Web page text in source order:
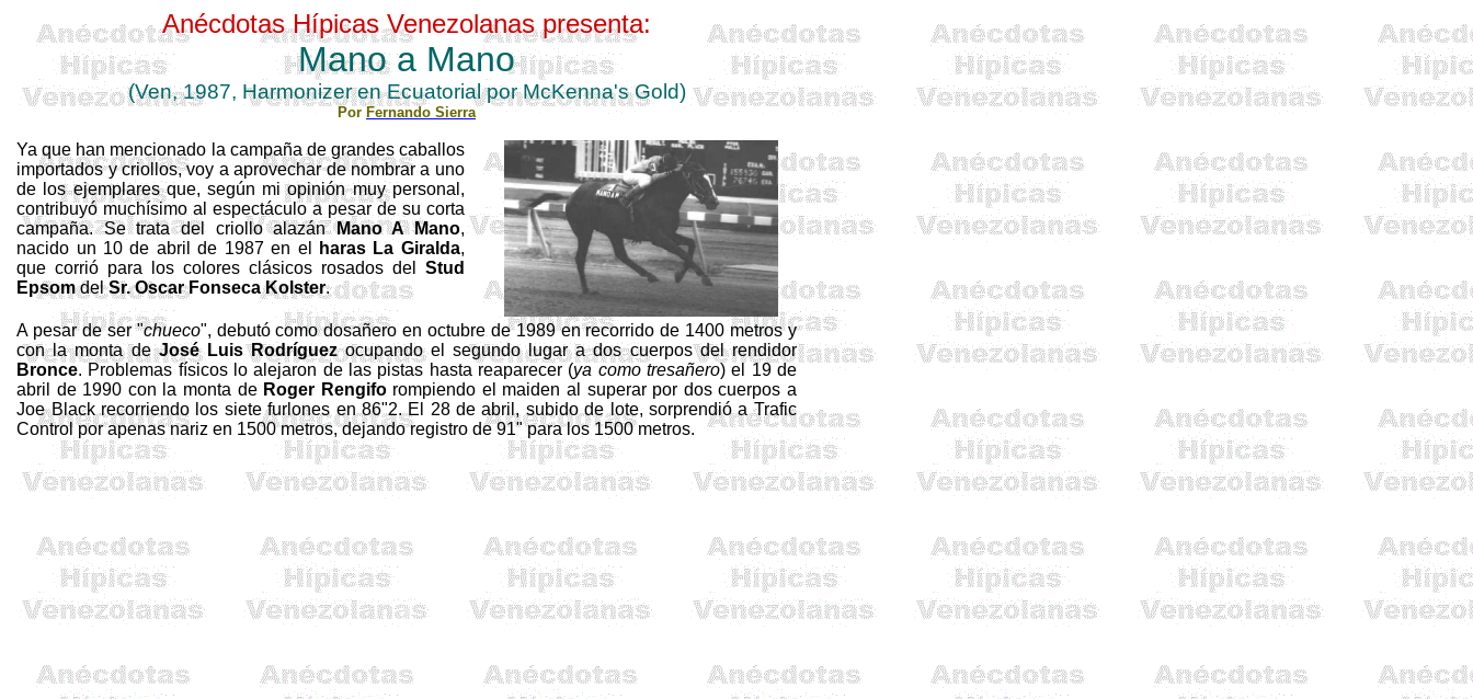
Anécdotas Hípicas Venezolanaspresenta:
Mano a Mano
(Ven, 1987, Harmonizeren Ecuatorial porMcKenna's Gold)
Por Fernando Sierra
Ya que han mencionado la campaña de grandes caballos
importados y criollos, voy a aprovechar de nombrar a uno
de los ejemplares que, según mi opinión muy personal,
contribuyó muchísimo al espectáculo a pesar de su corta
campaña. Se trata del criollo alazánMano A Mano,
nacido un 10 de abril de 1987 en el haras La Giralda,
que corrió para los colores clásicos rosados del Stud
EpsomdelSr. Oscar FonsecaKolster.
A pesar de ser "chueco", debutó como dosañero en octubre de 1989 en recorrido de 1400 metros y
con la monta deJosé Luis Rodríguezocupando el segundo lugar a dos cuerpos del rendidor
Bronce. Problemas físicos lo alejaron de las pistas hasta reaparecer (ya como tresañero) el 19 de
abril de 1990 con la monta de Roger Rengiforompiendo el maiden al superar por dos cuerpos a
Joe Black recorriendo los siete furlones en 86"2. El 28 de abril, subido de lote, sorprendió a Trafic
Control por apenas nariz en 1500 metros, dejando registro de 91" para los 1500 metros.